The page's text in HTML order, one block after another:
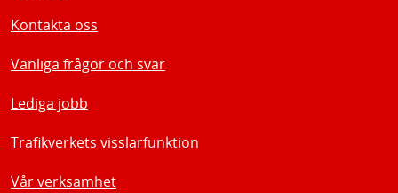
Kontakta oss
Vanliga frågor och svar
Lediga jobb
Trafikverkets visslarfunktion
Vår verksamhet